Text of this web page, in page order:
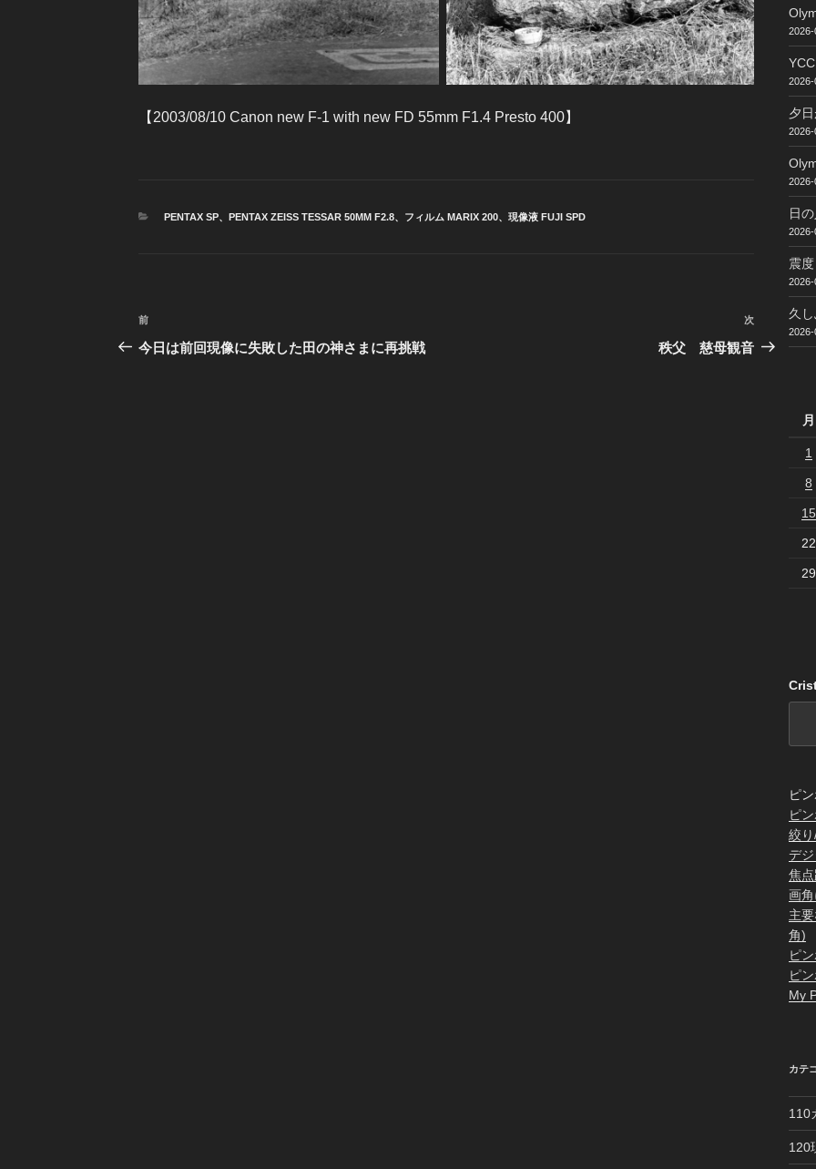
【2003/08/10 Canon new F-1 with new FD 55mm F1.4 Presto 400】
カ
PENTAX SP、 PENTAX ZEISS TESSAR 50MM F2.8、 フィルム MARIX 200、 現像液 FUJI SPD
投
稿
前
の
前
今日は前回現像に失敗した田の神さまに再挑戦
次
の
次
秩父 慈母観音
夕
日
震
久
月
1
8
15
22
29
ピ
ピ
絞
デ
焦
画
主
角)
ピ
ピ
My
カテ
110
120